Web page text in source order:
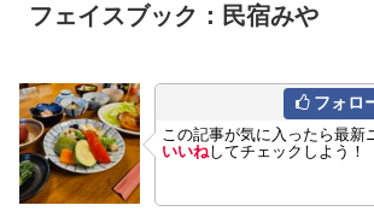
フェイスブック：民宿みや
フォロ
この記事が気に入ったら最新
いいねしてチェックしよう！